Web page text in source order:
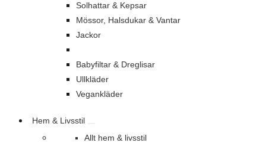
Solhattar & Kepsar
Mössor, Halsdukar & Vantar
Jackor
Babyfiltar & Dreglisar
Ullkläder
Vegankläder
Hem & Livsstil
Allt hem & livsstil